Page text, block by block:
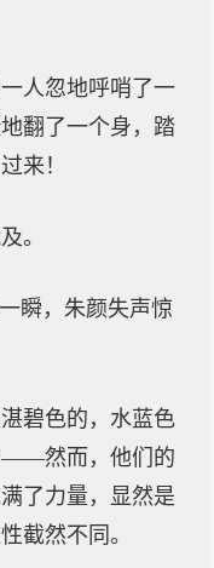
人忽地呼哨了一
翻了一个身，踏
来！
。
瞬，朱颜失声惊
碧色的，水蓝色
——然而，他们的
了力量，显然是
截然不同。